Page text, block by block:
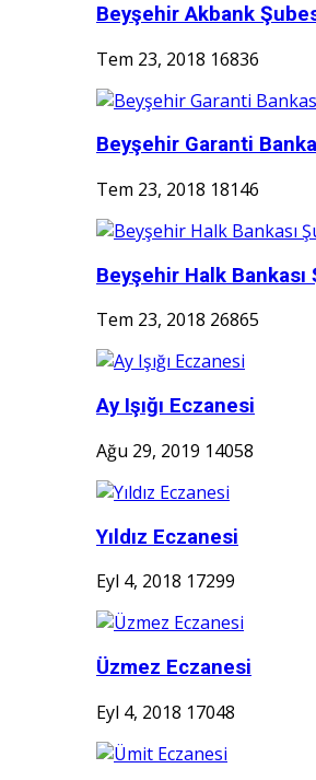
Beyşehir Akbank
Tem 23, 2018 16836
Beyşehir Garanti
Tem 23, 2018 18146
Beyşehir Halk Bankası
Tem 23, 2018 26865
Ay Işığı Eczanesi
Ağu 29, 2019 14058
Yıldız Eczanesi
Eyl 4, 2018 17299
Üzmez Eczanesi
Eyl 4, 2018 17048